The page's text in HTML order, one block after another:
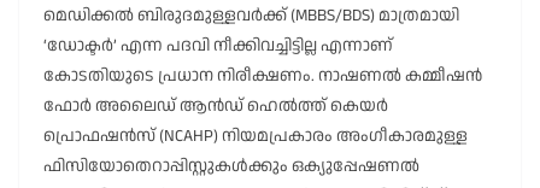
മെഡിക്കൽ ബിരുദമുള്ളവർക്ക് (MBBS/BDS) മാത്രമായി
‘ഡോക്ടർ’ എന്ന പദവി നീക്കിവച്ചിട്ടില്ല എന്നാണ്
കോടതിയുടെ പ്രധാന നിരീക്ഷണം. നാഷണൽ കമ്മീഷൻ
ഫോർ അലൈഡ് ആൻഡ് ഹെൽത്ത് കെയർ
പ്രൊഫഷൻസ് (NCAHP) നിയമപ്രകാരം അംഗീകാരമുള്ള
ഫിസിയോതെറാപ്പിസ്റ്റുകൾക്കും ഒക്യുപ്പേഷണൽ